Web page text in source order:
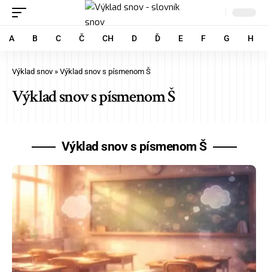
A B C Č CH D Ď E F G H
Výklad snov » Výklad snov s písmenom Š
Výklad snov s písmenom Š
Výklad snov s písmenom Š